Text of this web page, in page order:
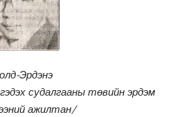
Эрдэнэ
судалгааны төвийн эрдэм
ажилтан/